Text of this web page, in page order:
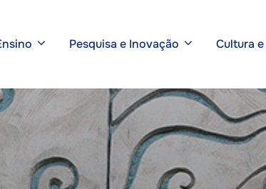
Pesquisa e Inovação Cultura